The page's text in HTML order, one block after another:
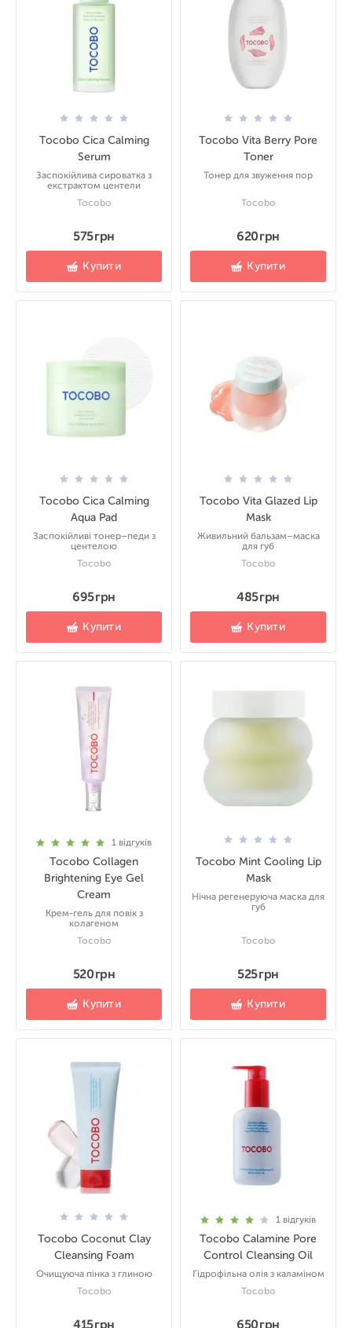
Tocobo Cica Calming
Serum
Заспокійлива сироватка з
екстрактом центели
Tocobo
575 грн
Купити
Tocobo Vita Berry Pore
Toner
Тонер для звуження пор
Tocobo
620 грн
Купити
Tocobo Cica Calming
Aqua Pad
Заспокійливі тонер–педи з
центелою
Tocobo
695 грн
Купити
Tocobo Vita Glazed Lip
Mask
Живильний бальзам–маска
для губ
Tocobo
485 грн
Купити
1 відгуків
Tocobo Collagen
Brightening Eye Gel
Cream
Крем-гель для повік з
колагеном
Tocobo
520 грн
Купити
Tocobo Mint Cooling Lip
Mask
Нічна регенеруюча маска для
губ
Tocobo
525 грн
Купити
Tocobo Coconut Clay
Cleansing Foam
Очищуюча пінка з глиною
Tocobo
415 грн
1 відгуків
Tocobo Calamine Pore
Control Cleansing Oil
Гідрофільна олія з каламіном
Tocobo
650 грн